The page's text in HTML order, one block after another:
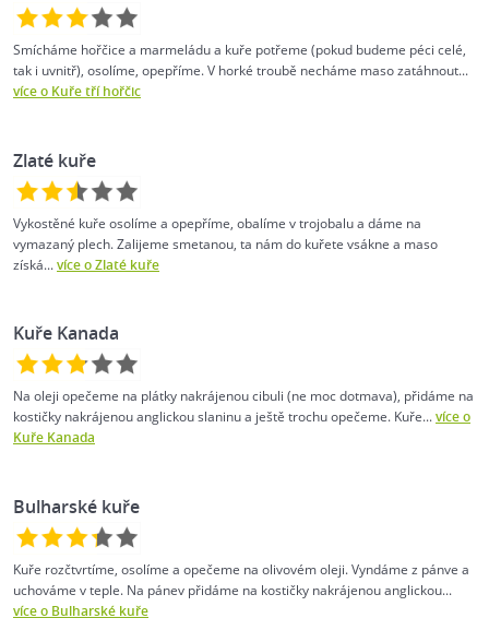
Smícháme hořčice a marmeládu a kuře potřeme (pokud budeme péci celé,
tak i uvnitř), osolíme, opepříme. V horké troubě necháme maso zatáhnout...
více o Kuře tří hořčic
Zlaté kuře
Vykostěné kuře osolíme a opepříme, obalíme v trojobalu a dáme na
vymazaný plech. Zalijeme smetanou, ta nám do kuřete vsákne a maso
získá...více o Zlaté kuře
Kuře Kanada
Na oleji opečeme na plátky nakrájenou cibuli (ne moc dotmava), přidáme na
kostičky nakrájenou anglickou slaninu a ještě trochu opečeme. Kuře...více o
Kuře Kanada
Bulharské kuře
Kuře rozčtvrtíme, osolíme a opečeme na olivovém oleji. Vyndáme z pánve a
uchováme v teple. Na pánev přidáme na kostičky nakrájenou anglickou...
více o Bulharské kuře